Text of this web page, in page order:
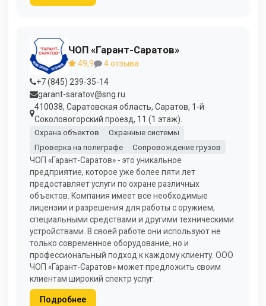
ЧОП «Гарант-Саратов»
49,9
4 отзыва
+7 (845) 239-35-14
garant-saratov@sng.ru
410038, Саратовская область, Саратов, 1-й
Соколовогорский проезд, 11 (1 этаж).
Охрана объектов
Охранные системы
Проверка на полиграфе
Сопровождение грузов
ЧОП «Гарант-Саратов» - это уникальное
предприятие, которое уже более пяти лет
предоставляет услуги по охране различных
объектов. Компания имеет все необходимые
лицензии и разрешения для работы с оружием,
специальными средствами и другими техническими
устройствами. В своей работе они используют не
только современное оборудование, но и
профессиональный подход к каждому клиенту. ООО
ЧОП «Гарант-Саратов» может предложить своим
клиентам широкий спектр услуг.
Подробнее